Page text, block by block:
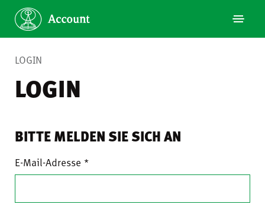
LOGIN
LOGIN
BITTE MELDEN SIE SICH AN
E-Mail-Adresse